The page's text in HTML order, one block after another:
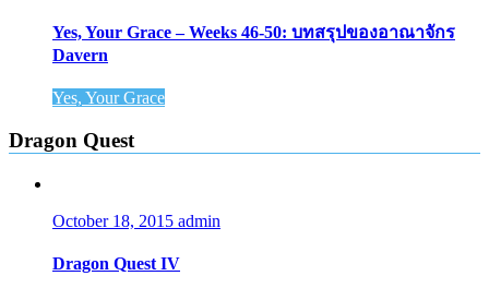
Yes, Your Grace – Weeks 46-50: บทสรุปของอาณาจักร
Davern
Yes, Your Grace
Dragon Quest
October 18, 2015 admin
Dragon Quest IV